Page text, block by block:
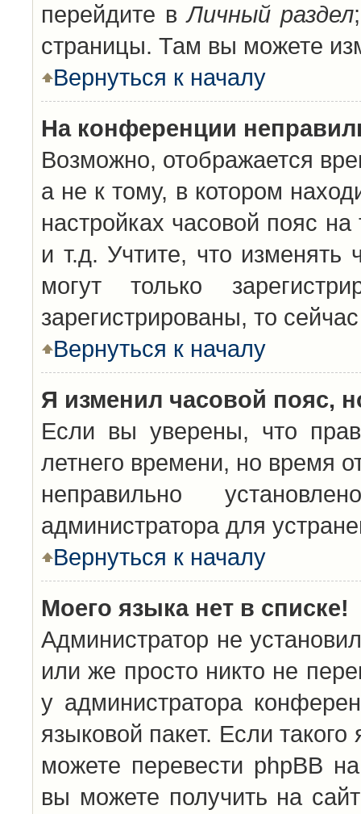
перейдите вЛичный раздел
страницы. Там вы можете
Вернуться к началу
На конференции
Возможно, отображается
а не к тому, в котором
настройках часовой пояс
и т.д. Учтите, что изменять
могут только
зарегистрированы, то
Вернуться к началу
Я изменил часовой пояс,
Если вы уверены, что
летнего времени, но время
неправильно
администратора для
Вернуться к началу
Моего языка нет в списке!
Администратор не
или же просто никто не
у администратора
языковой пакет. Если
можете перевести phpBB
вы можете получить на